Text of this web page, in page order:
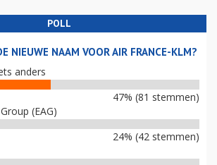
POLL
NIEUWE NAAM VOOR AIR FRANCE-KLM?
anders
47% (81 stemmen)
(EAG)
24% (42 stemmen)